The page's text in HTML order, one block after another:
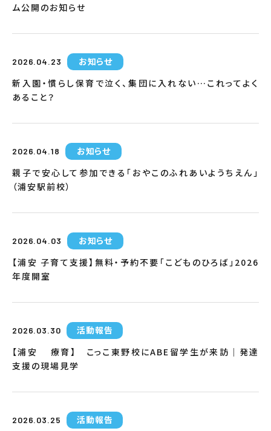
ム公開のお知らせ
2026.04.23
お知らせ
新入園・慣らし保育で泣く、集団に入れない…これってよく
あること？
2026.04.18
お知らせ
親子で安心して参加できる「おやこのふれあいようちえん」
（浦安駅前校）
2026.04.03
お知らせ
【浦安 子育て支援】無料・予約不要「こどものひろば」2026
年度開室
2026.03.30
活動報告
【浦安 療育】 こっこ東野校にABE留学生が来訪｜発達
支援の現場見学
2026.03.25
活動報告